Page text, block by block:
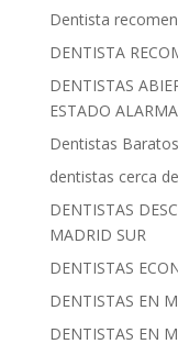
Dentista
DENTISTA
DENTISTAS
ESTADO
Dentistas
dentistas cerca
DENTISTAS
MADRID SUR
DENTISTAS
DENTISTAS EN
DENTISTAS EN